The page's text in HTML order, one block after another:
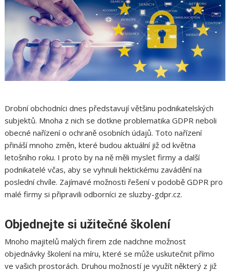
Drobní obchodníci dnes představují většinu podnikatelských
subjektů. Mnoha z nich se dotkne problematika GDPR neboli
obecné nařízení o ochraně osobních údajů. Toto nařízení
přináší mnoho změn, které budou aktuální již od května
letošního roku. I proto by na ně měli myslet firmy a další
podnikatelé včas, aby se vyhnuli hektickému zavádění na
poslední chvíle. Zajímavé možnosti řešení v podobě GDPR pro
malé firmy si připravili odborníci ze sluzby-gdpr.cz.
Objednejte si užitečné školení
Mnoho majitelů malých firem zde nadchne možnost
objednávky školení na míru, které se může uskutečnit přímo
ve vašich prostorách. Druhou možností je využít některý z již